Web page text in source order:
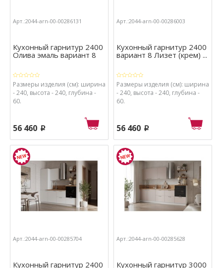
Арт.:2044-arn-00-00286131
Кухонный гарнитур 2400
Олива эмаль вариант 8
Размеры изделия (см): ширина
- 240, высота - 240, глубина -
60.
56 460 p
Арт.:2044-arn-00-00286003
Кухонный гарнитур 2400
вариант 8 Лизет (крем) ...
Размеры изделия (см): ширина
- 240, высота - 240, глубина -
60.
56 460 p
Арт.:2044-arn-00-00285704
Кухонный гарнитур 2400
Арт.:2044-arn-00-00285628
Кухонный гарнитур 3000